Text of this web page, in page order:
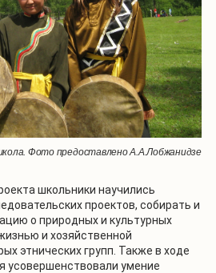
Фото предоставлено А.А.Лобжанидзе
школьники научились
проектов, собирать и
о природных и культурных
и хозяйственной
этнических групп. Также в ходе
усовершенствовали умение